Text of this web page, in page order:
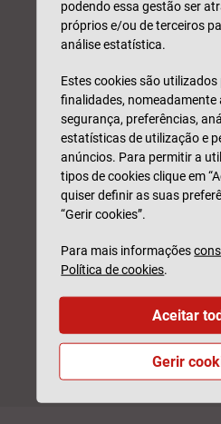
Código Postal*
Observações
Este formulário é protegido pelo
privacidadeeTermos de Utilização
* Campo obrigatório
Li e compreendi como
PEDIR
podendo essa gestão ser
próprios e/ou de terceiros
análise estatística.
Estes cookies são
finalidades, nomeadamente
segurança, preferências,
estatísticas de utilização e
anúncios. Para permitir a
tipos de cookies clique em
quiser definir as suas
“Gerir cookies”.
Para mais informações
Política de cookies.
Gerir
Aceitar